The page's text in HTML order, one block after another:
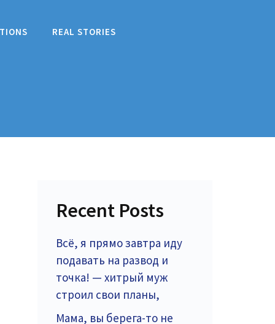
REAL STORIES
Recent Posts
Всё, я прямо завтра иду
подавать на развод и
точка! — хитрый муж
строил свои планы,
Мама, вы берега-то не